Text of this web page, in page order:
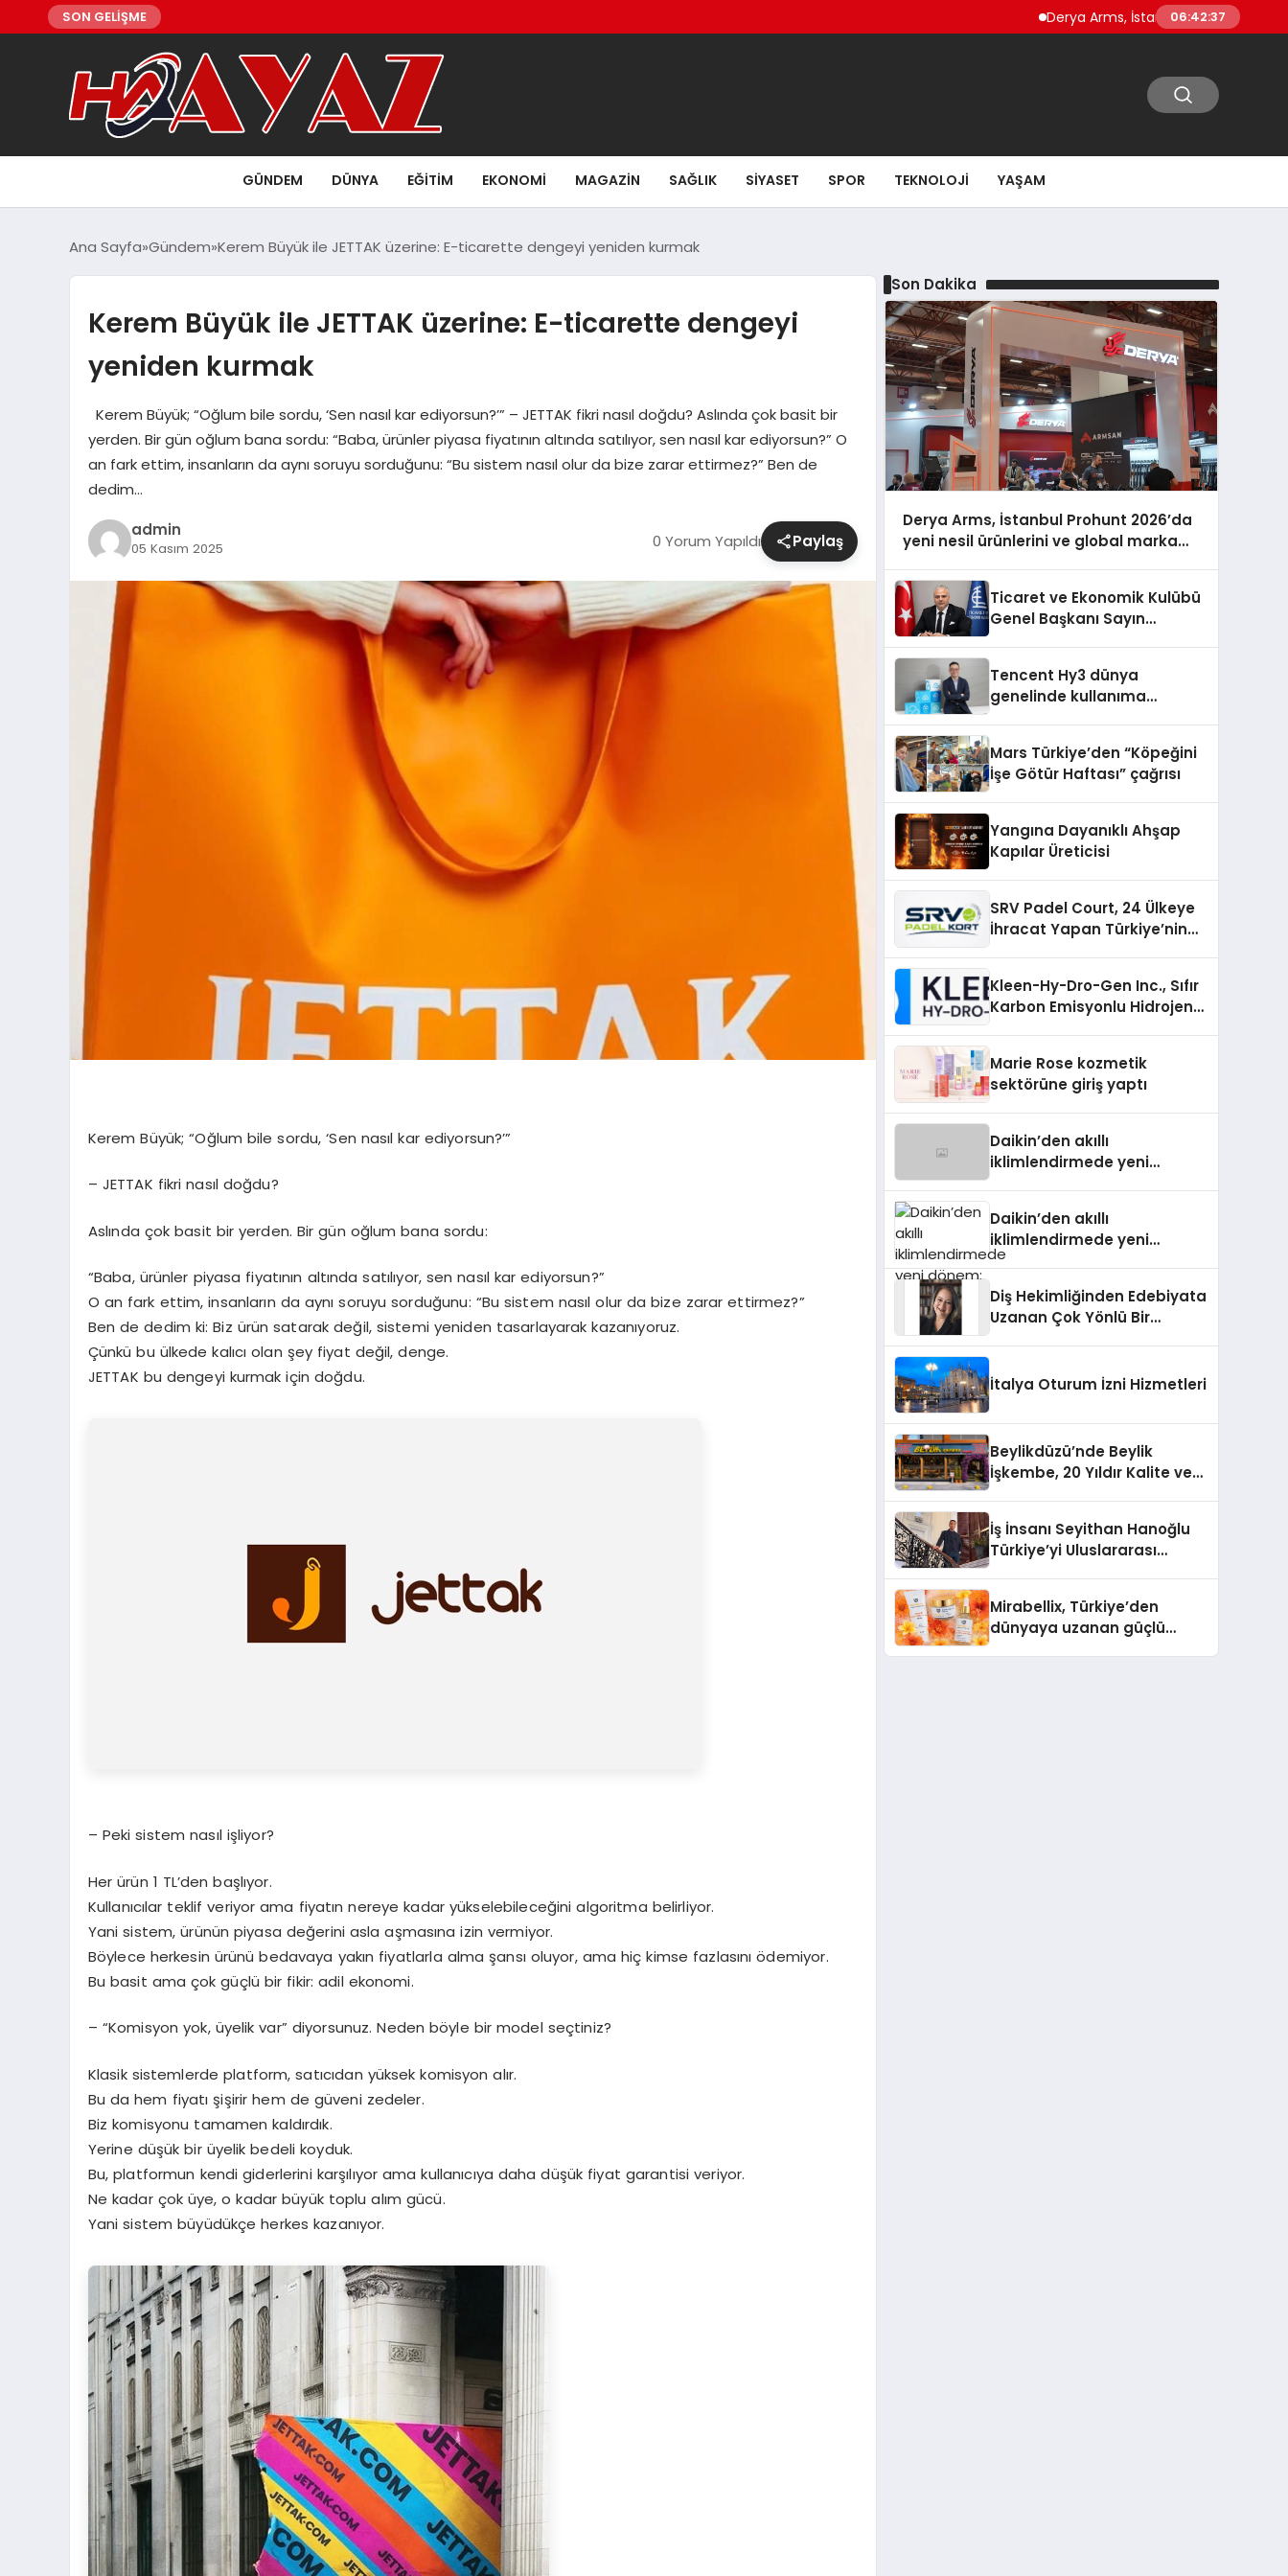
SON GELİŞME Derya Arms, İstanbul Prohunt 2026’da yeni
06:42:38
GÜNDEM DÜNYA EĞITIM EKONOMI MAGAZIN SAĞLIK SIYASET SPOR TEKNOLOJI YAŞAM
Ana Sayfa Gündem Kerem Büyük ile JETTAK üzerine: E-ticarette dengeyi yeniden kurmak
Kerem Büyük ile JETTAK üzerine: E-ticarette dengeyi
yeniden kurmak
Kerem Büyük; “Oğlum bile sordu, ‘Sen nasıl kar ediyorsun?’” – JETTAK fikri nasıl doğdu? Aslında çok basit bir
yerden. Bir gün oğlum bana sordu: “Baba, ürünler piyasa fiyatının altında satılıyor, sen nasıl kar ediyorsun?” O
an fark ettim, insanların da aynı soruyu sorduğunu: “Bu sistem nasıl olur da bize zarar ettirmez?” Ben de
dedim…
admin
05 Kasım 2025 0 Yorum Yapıldı Paylaş
Kerem Büyük; “Oğlum bile sordu, ‘Sen nasıl kar ediyorsun?’”
– JETTAK fikri nasıl doğdu?
Aslında çok basit bir yerden. Bir gün oğlum bana sordu:
“Baba, ürünler piyasa fiyatının altında satılıyor, sen nasıl kar ediyorsun?”
O an fark ettim, insanların da aynı soruyu sorduğunu: “Bu sistem nasıl olur da bize zarar ettirmez?”
Ben de dedim ki: Biz ürün satarak değil, sistemi yeniden tasarlayarak kazanıyoruz.
Çünkü bu ülkede kalıcı olan şey fiyat değil, denge.
JETTAK bu dengeyi kurmak için doğdu.
– Peki sistem nasıl işliyor?
Her ürün 1 TL’den başlıyor.
Kullanıcılar teklif veriyor ama fiyatın nereye kadar yükselebileceğini algoritma belirliyor.
Yani sistem, ürünün piyasa değerini asla aşmasına izin vermiyor.
Böylece herkesin ürünü bedavaya yakın fiyatlarla alma şansı oluyor, ama hiç kimse fazlasını ödemiyor.
Bu basit ama çok güçlü bir fikir: adil ekonomi.
– “Komisyon yok, üyelik var” diyorsunuz. Neden böyle bir model seçtiniz?
Klasik sistemlerde platform, satıcıdan yüksek komisyon alır.
Bu da hem fiyatı şişirir hem de güveni zedeler.
Biz komisyonu tamamen kaldırdık.
Yerine düşük bir üyelik bedeli koyduk.
Bu, platformun kendi giderlerini karşılıyor ama kullanıcıya daha düşük fiyat garantisi veriyor.
Ne kadar çok üye, o kadar büyük toplu alım gücü.
Yani sistem büyüdükçe herkes kazanıyor.
Son Dakika
Derya Arms, İstanbul Prohunt 2026’da
yeni nesil ürünlerini ve global marka
Ticaret ve Ekonomik Kulübü
Genel Başkanı Sayın
şunları kaydetti:
Tencent Hy3 dünya
genelinde kullanıma
Mars Türkiye’den “Köpeğini
İşe Götür Haftası” çağrısı
Yangına Dayanıklı Ahşap
Kapılar Üreticisi
SRV Padel Court, 24 Ülkeye
İhracat Yapan Türkiye’nin
Kleen-Hy-Dro-Gen Inc., Sıfır
Karbon Emisyonlu Hidrojen
Aldı
Marie Rose kozmetik
sektörüne giriş yaptı
Daikin’den akıllı
iklimlendirmede yeni
Daikin’den akıllı
iklimlendirmede yeni
dönem: Madoka Plus
Diş Hekimliğinden Edebiyata
Uzanan Çok Yönlü Bir
İtalya Oturum İzni Hizmetleri
Beylikdüzü’nde Beylik
İşkembe, 20 Yıldır Kalite ve
İş İnsanı Seyithan Hanoğlu
Türkiye’yi Uluslararası
Mirabellix, Türkiye’den
dünyaya uzanan güçlü